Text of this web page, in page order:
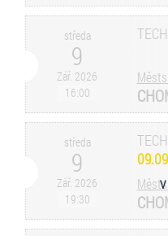
středa
9
Zář. 2026
16:00
středa
9
Zář. 2026
19:30